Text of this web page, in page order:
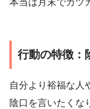
行動の特徴：
自分より裕福な人
陰口を言いたくな